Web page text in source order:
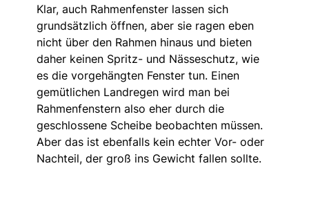
Klar, auch Rahmenfenster lassen sich
grundsätzlich öffnen, aber sie ragen eben
nicht über den Rahmen hinaus und bieten
daher keinen Spritz- und Nässeschutz, wie
es die vorgehängten Fenster tun. Einen
gemütlichen Landregen wird man bei
Rahmenfenstern also eher durch die
geschlossene Scheibe beobachten müssen.
Aber das ist ebenfalls kein echter Vor- oder
Nachteil, der groß ins Gewicht fallen sollte.